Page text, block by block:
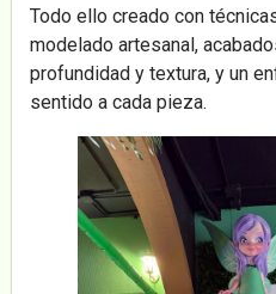
Todo ello creado con
modelado artesanal,
profundidad y textura, y un
sentido a cada pieza.